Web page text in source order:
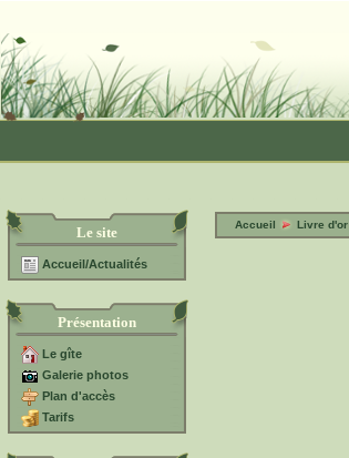
Le site
Accueil/Actualités
Présentation
Le gîte
Galerie photos
Plan d'accès
Tarifs
Accueil Livre d'or